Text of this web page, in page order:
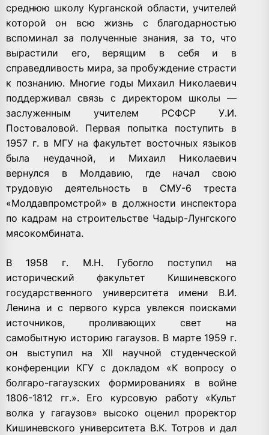
среднюю школу Курганской области, учителей
которой он всю жизнь с благодарностью
вспоминал за полученные знания, за то, что
вырастили его, верящим в себя и в
справедливость мира, за пробуждение страсти
к познанию. Многие годы Михаил Николаевич
поддерживал связь с директором школы —
заслуженным учителем РСФСР У.И.
Постоваловой. Первая попытка поступить в
1957 г. в МГУ на факультет восточных языков
была неудачной, и Михаил Николаевич
вернулся в Молдавию, где начал свою
трудовую деятельность в СМУ-6 треста
«Молдавпромстрой» в должности инспектора
по кадрам на строительстве Чадыр-Лунгского
мясокомбината.
В 1958 г. М.Н. Губогло поступил на
исторический факультет Кишиневского
государственного университета имени В.И.
Ленина и с первого курса увлекся поисками
источников, проливающих свет на
самобытную историю гагаузов. В марте 1959 г.
он выступил на XII научной студенческой
конференции КГУ с докладом «К вопросу о
болгаро-гагаузских формированиях в войне
1806-1812 гг.». Его курсовую работу «Культ
волка у гагаузов» высоко оценил проректор
Кишиневского университета В.К. Тотров и дал